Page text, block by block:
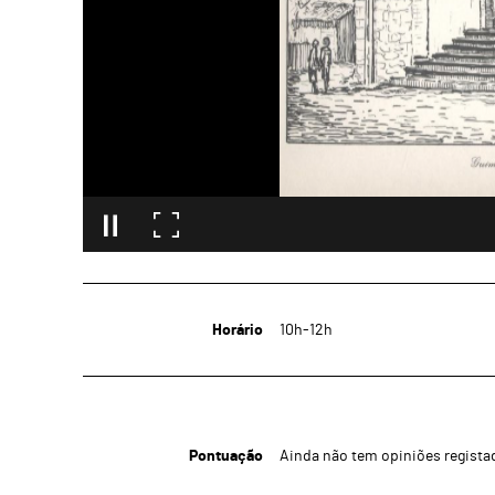
Horário 10h-12h
Pontuação Ainda não tem opiniões